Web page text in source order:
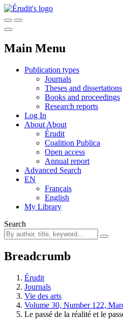
Main Menu
Publication types
Journals
Theses and dissertations
Books and proceedings
Research reports
Log In
About About
Érudit
Coalition Publica
Open access
Annual report
Advanced Search
EN
Français
English
My Library
Search
Breadcrumb
Érudit
Journals
Vie des arts
Volume 30, Number 122,
Le passé de la réalité et le